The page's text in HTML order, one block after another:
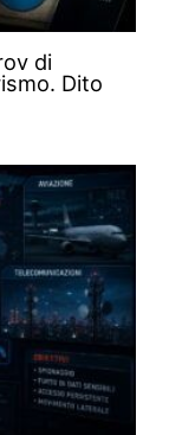
di
Dito